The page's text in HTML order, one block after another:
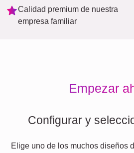
Calidad premium de nuestra
empresa familiar
Empezar
Configurar y
Elige uno de los muchos diseños